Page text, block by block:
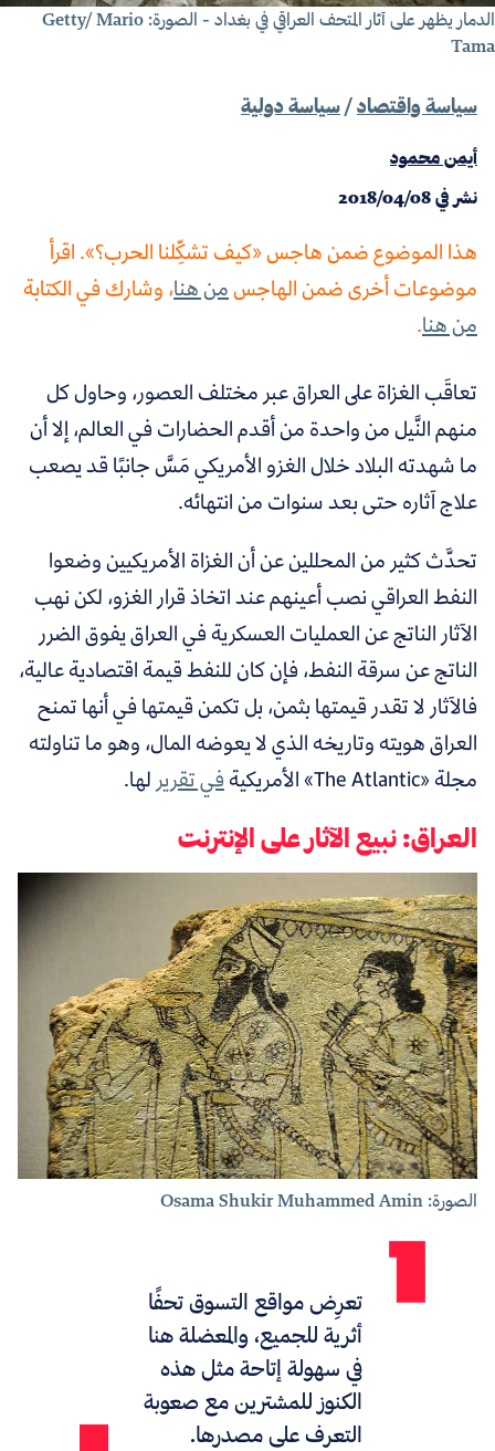
الدمار يظهر على آثار المتحف العراقي في بغداد - الصورة: Getty/ Mario
سياسة واقتصاد/ سياسة دولية
أيمن محمود
نشر في2018/04/08
هذا الموضوع ضمن هاجس «كيف تشكِّلنا الحرب؟». اقرأ
موضوعات أخرى ضمن الهاجسمن هنا، وشارك في الكتابة
من هنا.
تعاقَب الغزاة على العراق عبر مختلف العصور، وحاول كل
منهم النَّيل من واحدة من أقدم الحضارات في العالم، إلا أن
ما شهدته البلاد خلال الغزو الأمريكي مَسَّ جانبًا قد يصعب
علاج آثاره حتى بعد سنوات من انتهائه.
تحدَّث كثير من المحللين عن أن الغزاة الأمريكيين وضعوا
النفط العراقي نصب أعينهم عند اتخاذ قرار الغزو، لكن نهب
الآثار الناتج عن العمليات العسكرية في العراق يفوق الضرر
الناتج عن سرقة النفط، فإن كان للنفط قيمة اقتصادية عالية،
فالآثار لا تقدر قيمتها بثمن، بل تكمن قيمتها في أنها تمنح
العراق هويته وتاريخه الذي لا يعوضه المال، وهو ماتناولته
مجلة «The Atlantic» الأمريكية
في تقريرلها.
العراق: نبيع الآثار على الإنترنت
الصورة: Osama Shukir Muhammed Amin
تعرِض مواقع التسوق تحفًا
أثرية للجميع، والمعضلة هنا
في سهولة إتاحة مثل هذه
الكنوز للمشترين مع صعوبة
التعرف على مصدرها.